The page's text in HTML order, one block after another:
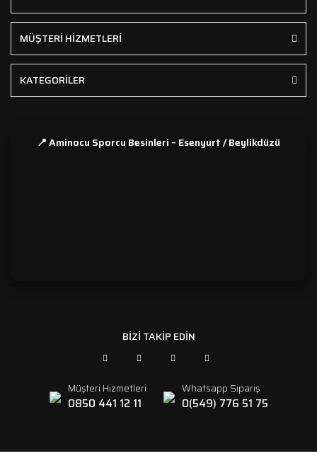
MÜŞTERİ HİZMETLERİ
KATEGORİLER
📍 Aminocu Sporcu Besinleri – Esenyurt / Beylikdüzü
BİZİ TAKİP EDİN
Müşteri Hizmetleri
0850 441 12 11
Whatsapp Sipariş
0(549) 776 51 75